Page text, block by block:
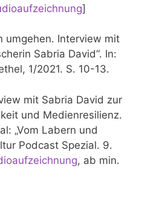
]
umgehen. Interview mit
Sabria David“. In:
1/2021. S. 10-13.
mit Sabria David zur
und Medienresilienz.
„Vom Labern und
Podcast Spezial. 9.
, ab min.